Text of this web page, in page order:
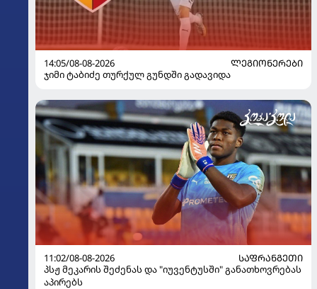
14:05/08-08-2026
ᲚᲔᲒᲘᲝᲜᲔᲠᲔᲑᲘ
ჯიმი ტაბიძე თურქულ გუნდში გადავიდა
11:02/08-08-2026
ᲡᲐᲤᲠᲐᲜᲒᲔᲗᲘ
პსჟ მეკარის შეძენას და "იუვენტუსში" განათხოვრებას
აპირებს